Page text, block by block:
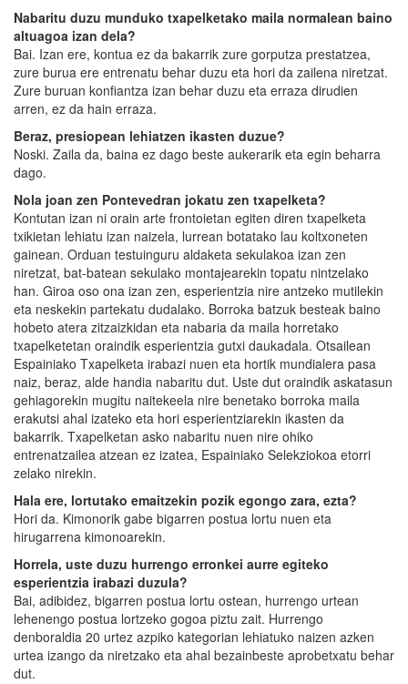
Nabaritu duzu munduko txapelketako maila normalean baino
altuagoa izan dela?
Bai. Izan ere, kontua ez da bakarrik zure gorputza prestatzea,
zure burua ere entrenatu behar duzu eta hori da zailena niretzat.
Zure buruan konfiantza izan behar duzu eta erraza dirudien
arren, ez da hain erraza.
Beraz, presiopean lehiatzen ikasten duzue?
Noski. Zaila da, baina ez dago beste aukerarik eta egin beharra
dago.
Nola joan zen Pontevedran jokatu zen txapelketa?
Kontutan izan ni orain arte frontoietan egiten diren txapelketa
txikietan lehiatu izan naizela, lurrean botatako lau koltxoneten
gainean. Orduan testuinguru aldaketa sekulakoa izan zen
niretzat, bat-batean sekulako montajearekin topatu nintzelako
han. Giroa oso ona izan zen, esperientzia nire antzeko mutilekin
eta neskekin partekatu dudalako. Borroka batzuk besteak baino
hobeto atera zitzaizkidan eta nabaria da maila horretako
txapelketetan oraindik esperientzia gutxi daukadala. Otsailean
Espainiako Txapelketa irabazi nuen eta hortik mundialera pasa
naiz, beraz, alde handia nabaritu dut. Uste dut oraindik askatasun
gehiagorekin mugitu naitekeela nire benetako borroka maila
erakutsi ahal izateko eta hori esperientziarekin ikasten da
bakarrik. Txapelketan asko nabaritu nuen nire ohiko
entrenatzailea atzean ez izatea, Espainiako Selekziokoa etorri
zelako nirekin.
Hala ere, lortutako emaitzekin pozik egongo zara, ezta?
Hori da. Kimonorik gabe bigarren postua lortu nuen eta
hirugarrena kimonoarekin.
Horrela, uste duzu hurrengo erronkei aurre egiteko
esperientzia irabazi duzula?
Bai, adibidez, bigarren postua lortu ostean, hurrengo urtean
lehenengo postua lortzeko gogoa piztu zait. Hurrengo
denboraldia 20 urtez azpiko kategorian lehiatuko naizen azken
urtea izango da niretzako eta ahal bezainbeste aprobetxatu behar
dut.